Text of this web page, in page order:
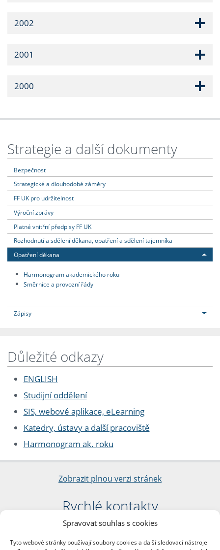
Spravovat souhlas s cookies
Tyto webové stránky používají soubory cookies a další sledovací nástroje
2002
2001
2000
Strategie a další dokumenty
Bezpečnost
Strategické a dlouhodobé záměry
FF UK pro udržitelnost
Výroční zprávy
Platné vnitřní předpisy FF UK
Rozhodnutí a sdělení děkana, opatření a sdělení tajemníka
Opatření děkana
Harmonogram akademického roku
Směrnice a provozní řády
Zápisy
Důležité odkazy
ENGLISH
Studijní oddělení
SIS, webové aplikace, eLearning
Katedry, ústavy a další pracoviště
Harmonogram ak. roku
Zobrazit plnou verzi stránek
Rychlé kontakty
Filozofická fakulta
nám. Jana Palacha 1/2